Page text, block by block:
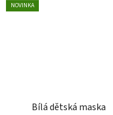
NOVINKA
Bílá dětská maska